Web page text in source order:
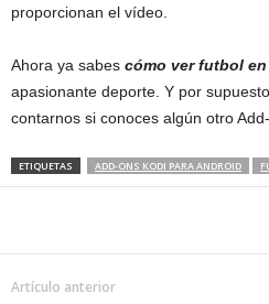
proporcionan el vídeo.
Ahora ya sabes cómo ver futbol
apasionante deporte. Y por
contarnos si conoces algún otro
ETIQUETAS ADD-ONS KODI PARA ANDROID
Artículo anterior